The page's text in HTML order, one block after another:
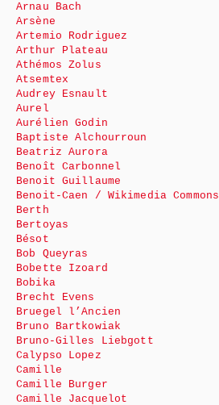
Arnau Bach
Arsène
Artemio Rodriguez
Arthur Plateau
Athémos Zolus
Atsemtex
Audrey Esnault
Aurel
Aurélien Godin
Baptiste Alchourroun
Beatriz Aurora
Benoît Carbonnel
Benoit Guillaume
Benoit-Caen / Wikimedia Commons
Berth
Bertoyas
Bésot
Bob Queyras
Bobette Izoard
Bobika
Brecht Evens
Bruegel l’Ancien
Bruno Bartkowiak
Bruno-Gilles Liebgott
Calypso Lopez
Camille
Camille Burger
Camille Jacquelot